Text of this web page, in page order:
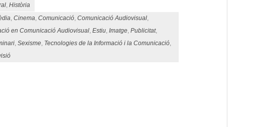
,Història
,Cinema,Comunicació,Comunicació Audiovisual,
en Comunicació Audiovisual,Estiu,Imatge,Publicitat,
,Sexisme, Tecnologies de la Informació i la Comunicació,